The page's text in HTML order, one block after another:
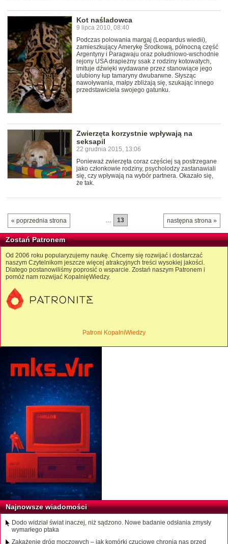
Kot naśladowca
9 lipca 2010, 08:40
Podczas polowania margaj (Leopardus wiedii),
zamieszkujący Amerykę Środkową, północną część
Argentyny i Paragwaju oraz południowo-wschodnie
rejony USA drapieżny ssak z rodziny kotowatych,
imituje dźwięki wydawane przez stanowiące jego
ulubiony łup tamaryny dwubarwne. Słysząc
nawoływania, małpy zbliżają się, szukając innego
przedstawiciela swojego gatunku.
Zwierzęta korzystnie wpływają na
seksapil
22 grudnia 2015, 13:06
Ponieważ zwierzęta coraz częściej są postrzegane
jako członkowie rodziny, psycholodzy zastanawiali
się, czy wpływają na wybór partnera. Okazało się,
że tak.
« poprzednia strona następna strona »
… 13
Zostań Patronem
Od 2006 roku popularyzujemy naukę. Chcemy się rozwijać i dostarczać
naszym Czytelnikom jeszcze więcej atrakcyjnych treści wysokiej jakości.
Dlatego postanowiliśmy poprosić o wsparcie. Zostań naszym Patronem i
pomóż nam rozwijać KopalnięWiedzy.
Patroni KopalniWiedzy
Najnowsze wiadomości
Dodo widział świat inaczej, niż sądzono. Nowe badanie odsłania zmysły
wymarłego ptaka
Zakażenie dróg moczowych – jak komórki czuciowe chronią nas przed